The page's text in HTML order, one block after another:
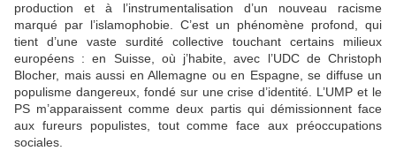
production et à l’instrumentalisation d’un nouveau racisme
marqué par l’islamophobie. C’est un phénomène profond, qui
tient d’une vaste surdité collective touchant certains milieux
européens : en Suisse, où j’habite, avec l’UDC de Christoph
Blocher, mais aussi en Allemagne ou en Espagne, se diffuse un
populisme dangereux, fondé sur une crise d’identité. L’UMP et le
PS m’apparaissent comme deux partis qui démissionnent face
aux fureurs populistes, tout comme face aux préoccupations
sociales.